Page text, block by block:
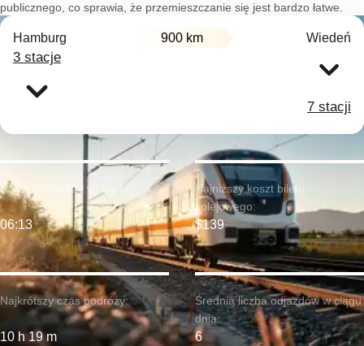
publicznego, co sprawia, że przemieszczanie się jest bardzo łatwe.
Hamburg 900 km Wiedeń
3 stacje
7 stacji
Najkrótszy czas podróży:
10 h 19 m
Najwcześniejszy wyjazd:
06:13
Najniższy koszt biletu
kolejowego:
$139
Średnia liczba odjazdów w ciągu
dnia:
6